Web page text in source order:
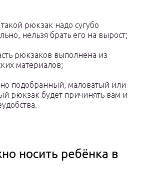
рюкзак надо сугубо
нельзя брать его на вырост;
рюкзаков выполнена из
материалов;
подобранный, маловатый или
рюкзак будет причинять вам и
носить ребёнка в